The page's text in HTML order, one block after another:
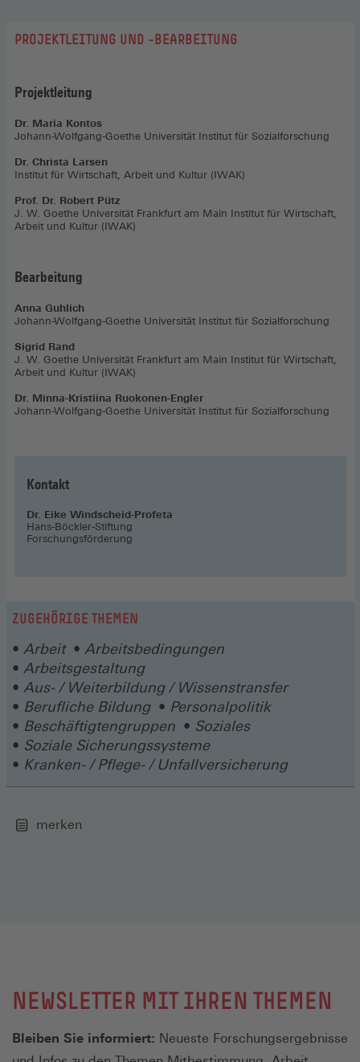
PROJEKTLEITUNG UND -BEARBEITUNG
Projektleitung
Dr. Maria Kontos
Johann-Wolfgang-Goethe Universität Institut für Sozialforschung
Dr. Christa Larsen
Institut für Wirtschaft, Arbeit und Kultur (IWAK)
Prof. Dr. Robert Pütz
J. W. Goethe Universität Frankfurt am Main Institut für Wirtschaft,
Arbeit und Kultur (IWAK)
Bearbeitung
Anna Guhlich
Johann-Wolfgang-Goethe Universität Institut für Sozialforschung
Sigrid Rand
J. W. Goethe Universität Frankfurt am Main Institut für Wirtschaft,
Arbeit und Kultur (IWAK)
Dr. Minna-Kristiina Ruokonen-Engler
Johann-Wolfgang-Goethe Universität Institut für Sozialforschung
Kontakt
Dr. Eike Windscheid-Profeta
Hans-Böckler-Stiftung
Forschungsförderung
ZUGEHÖRIGE THEMEN
Arbeit
Arbeitsbedingungen
Arbeitsgestaltung
Aus- / Weiterbildung / Wissenstransfer
Berufliche Bildung
Personalpolitik
Beschäftigtengruppen
Soziales
Soziale Sicherungssysteme
Kranken- / Pflege- / Unfallversicherung
merken
NEWSLETTER MIT IHREN THEMEN
Bleiben Sie informiert: Neueste Forschungsergebnisse